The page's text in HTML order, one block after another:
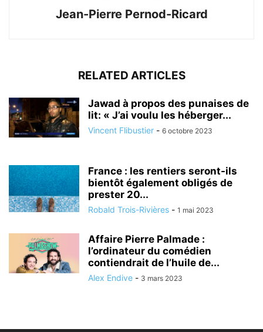
Jean-Pierre Pernod-Ricard
RELATED ARTICLES
Jawad à propos des punaises de
lit: « J’ai voulu les héberger...
Vincent Flibustier - 6 octobre 2023
France : les rentiers seront-ils
bientôt également obligés de
prester 20...
Robald Trois-Rivières - 1 mai 2023
Affaire Pierre Palmade :
l’ordinateur du comédien
contiendrait de l’huile de...
Alex Endive - 3 mars 2023